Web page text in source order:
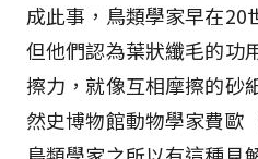
成此事，鳥類學家早在20
但他們認為葉狀纖毛的功
擦力，就像互相摩擦的砂
然史博物館動物學家費歐